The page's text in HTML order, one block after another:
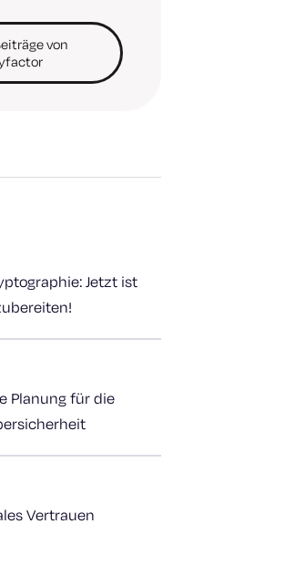
von
Jetzt ist
Planung für die
Vertrauen